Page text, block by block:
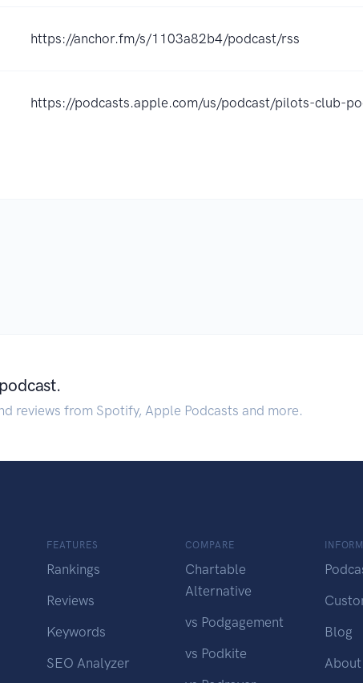
https://anchor.fm/s/1103a82b4/podcast/rss
https://podcasts.apple.com/us/podcast/pilots-club-
reviews from Spotify, Apple Podcasts and more.
FEATURES
Rankings
Reviews
Keywords
SEO Analyzer
COMPARE
Chartable
Alternative
vs Podgagement
vs Podkite
Blog
About